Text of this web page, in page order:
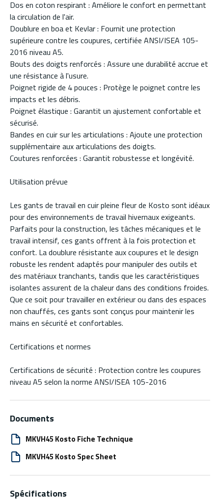
Dos en coton respirant : Améliore le confort en permettant
la circulation de l'air.
Doublure en boa et Kevlar : Fournit une protection
supérieure contre les coupures, certifiée ANSI/ISEA 105-
2016 niveau A5.
Bouts des doigts renforcés : Assure une durabilité accrue et
une résistance à l'usure.
Poignet rigide de 4 pouces : Protège le poignet contre les
impacts et les débris.
Poignet élastique : Garantit un ajustement confortable et
sécurisé.
Bandes en cuir sur les articulations : Ajoute une protection
supplémentaire aux articulations des doigts.
Coutures renforcées : Garantit robustesse et longévité.
Utilisation prévue
Les gants de travail en cuir pleine fleur de Kosto sont idéaux
pour des environnements de travail hivernaux exigeants.
Parfaits pour la construction, les tâches mécaniques et le
travail intensif, ces gants offrent à la fois protection et
confort. La doublure résistante aux coupures et le design
robuste les rendent adaptés pour manipuler des outils et
des matériaux tranchants, tandis que les caractéristiques
isolantes assurent de la chaleur dans des conditions froides.
Que ce soit pour travailler en extérieur ou dans des espaces
non chauffés, ces gants sont conçus pour maintenir les
mains en sécurité et confortables.
Certifications et normes
Certifications de sécurité : Protection contre les coupures
niveau A5 selon la norme ANSI/ISEA 105-2016
Documents
MKVH45 Kosto Fiche Technique
MKVH45 Kosto Spec Sheet
Spécifications